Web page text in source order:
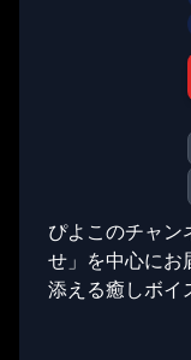
ぴよこのチャン
せ」を中心にお
添える癒しボ